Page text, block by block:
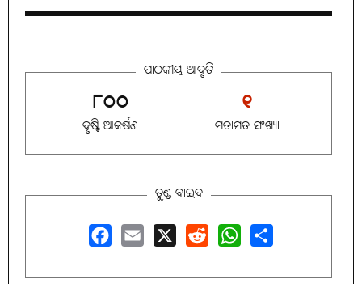
ପାଠକୀୟ ଆଦୃତି
୮୦୦
ଦୃଷ୍ଟି ଆକର୍ଷଣ
୧
ମତାମତ ସଂଖ୍ୟା
ତୁଣ୍ଡ ବାଇଦ